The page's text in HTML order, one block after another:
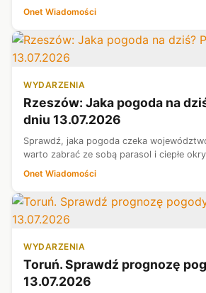
bardziej przypominać lato. Pojawi się
Onet Wiadomości
WYDARZENIA
Rzeszów: Jaka pogoda na
dniu 13.07.2026
Sprawdź, jaka pogoda czeka
warto zabrać ze sobą parasol i ciepłe
Onet Wiadomości
WYDARZENIA
Toruń. Sprawdź prognozę
13.07.2026